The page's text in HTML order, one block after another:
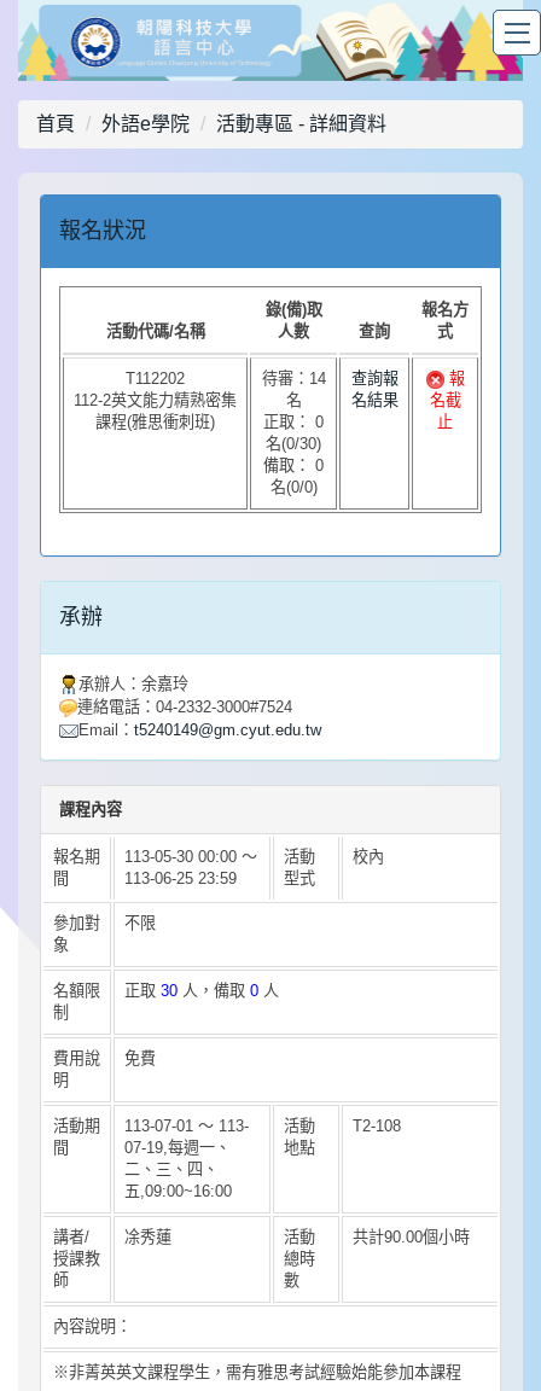
首頁 外語e學院 活動專區 - 詳細資料
報名狀況
活動代碼/名稱
錄(備)取
人數
查詢
報名方
式
T112202
112-2英文能力精熟密集
課程(雅思衝刺班)
待審：14
名
正取： 0
名(0/30)
備取： 0
名(0/0)
查詢報
名結果
報
名截
止
承辦
承辦人： 余嘉玲
連絡電話： 04-2332-3000#7524
Email： t5240149@gm.cyut.edu.tw
課程內容
報名期
間
113-05-30 00:00 ～
113-06-25 23:59
活動
型式
校內
參加對
象
不限
名額限
制
正取 30 人，備取 0 人
費用說
明
免費
活動期
間
113-07-01 ～ 113-
07-19,每週一、
二、三、四、
五,09:00~16:00
活動
地點
T2-108
講者/
授課教
師
凃秀蓮
活動
總時
數
共計90.00個小時
內容說明：
※非菁英英文課程學生，需有雅思考試經驗始能參加本課程